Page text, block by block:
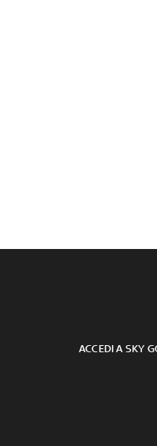
ACCEDI A SKY